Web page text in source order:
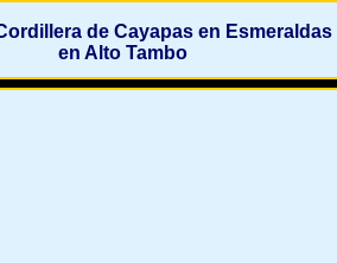
de Cayapas en Esmeraldas
en Alto Tambo